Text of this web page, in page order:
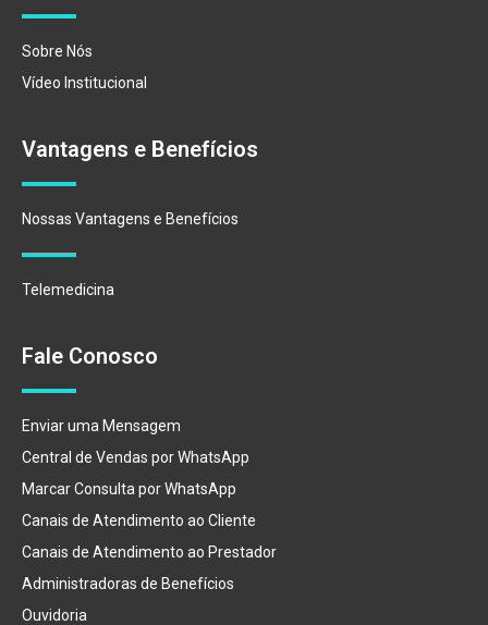
Sobre Nós
Vídeo Institucional
Vantagens e Benefícios
Nossas Vantagens e Benefícios
Telemedicina
Fale Conosco
Enviar uma Mensagem
Central de Vendas por WhatsApp
Marcar Consulta por WhatsApp
Canais de Atendimento ao Cliente
Canais de Atendimento ao Prestador
Administradoras de Benefícios
Ouvidoria